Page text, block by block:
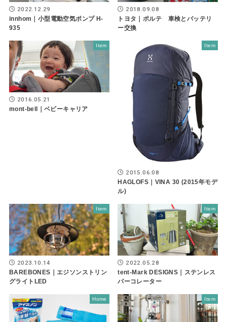
2022.12.29
innhom｜小型電動空気ポンプ H-
935
2018.09.08
トヨタ｜ポルテ 車検とバッテリ
ー交換
Item
2016.05.21
mont-bell｜ベビーキャリア
Item
2015.06.08
HAGLOFS｜VINA 30 (2015年モデ
ル)
Item
2023.10.14
BAREBONES｜エジソンストリン
グライトLED
Item
2022.05.28
tent-Mark DESIGNS｜ステンレス
パーコレーター
Home Item